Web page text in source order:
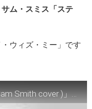
サム・スミス「ステ
ウィズ・ミー」です
NORD 島太星「Stay With Me (Sam Smith cover )」Music Video